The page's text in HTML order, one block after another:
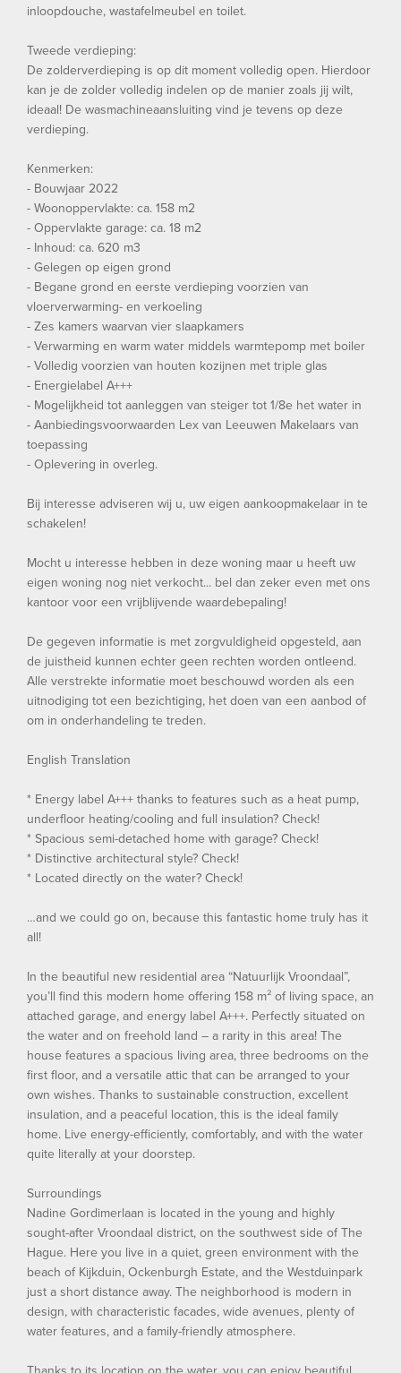
inloopdouche, wastafelmeubel en toilet.
Tweede verdieping:
De zolderverdieping is op dit moment volledig open. Hierdoor
kan je de zolder volledig indelen op de manier zoals jij wilt,
ideaal! De wasmachineaansluiting vind je tevens op deze
verdieping.
Kenmerken:
- Bouwjaar 2022
- Woonoppervlakte: ca. 158 m2
- Oppervlakte garage: ca. 18 m2
- Inhoud: ca. 620 m3
- Gelegen op eigen grond
- Begane grond en eerste verdieping voorzien van
vloerverwarming- en verkoeling
- Zes kamers waarvan vier slaapkamers
- Verwarming en warm water middels warmtepomp met boiler
- Volledig voorzien van houten kozijnen met triple glas
- Energielabel A+++
- Mogelijkheid tot aanleggen van steiger tot 1/8e het water in
- Aanbiedingsvoorwaarden Lex van Leeuwen Makelaars van
toepassing
- Oplevering in overleg.
Bij interesse adviseren wij u, uw eigen aankoopmakelaar in te
schakelen!
Mocht u interesse hebben in deze woning maar u heeft uw
eigen woning nog niet verkocht... bel dan zeker even met ons
kantoor voor een vrijblijvende waardebepaling!
De gegeven informatie is met zorgvuldigheid opgesteld, aan
de juistheid kunnen echter geen rechten worden ontleend.
Alle verstrekte informatie moet beschouwd worden als een
uitnodiging tot een bezichtiging, het doen van een aanbod of
om in onderhandeling te treden.
English Translation
* Energy label A+++ thanks to features such as a heat pump,
underfloor heating/cooling and full insulation? Check!
* Spacious semi-detached home with garage? Check!
* Distinctive architectural style? Check!
* Located directly on the water? Check!
…and we could go on, because this fantastic home truly has it
all!
In the beautiful new residential area “Natuurlijk Vroondaal”,
you’ll find this modern home offering 158 m² of living space, an
attached garage, and energy label A+++. Perfectly situated on
the water and on freehold land – a rarity in this area! The
house features a spacious living area, three bedrooms on the
first floor, and a versatile attic that can be arranged to your
own wishes. Thanks to sustainable construction, excellent
insulation, and a peaceful location, this is the ideal family
home. Live energy-efficiently, comfortably, and with the water
quite literally at your doorstep.
Surroundings
Nadine Gordimerlaan is located in the young and highly
sought-after Vroondaal district, on the southwest side of The
Hague. Here you live in a quiet, green environment with the
beach of Kijkduin, Ockenburgh Estate, and the Westduinpark
just a short distance away. The neighborhood is modern in
design, with characteristic facades, wide avenues, plenty of
water features, and a family-friendly atmosphere.